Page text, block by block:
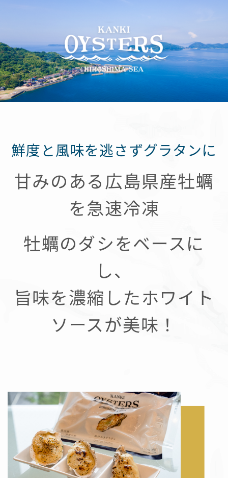
鮮度と風味を逃さずグラタンに
甘みのある広島県産牡蠣
を急速冷凍
牡蠣のダシをベースに
し、
旨味を濃縮したホワイト
ソースが美味！